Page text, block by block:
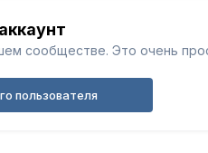
сообществе. Это очень
пользователя